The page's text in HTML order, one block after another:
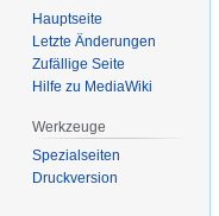
Hauptseite
Letzte Änderungen
Zufällige Seite
Hilfe zu MediaWiki
Werkzeuge
Spezialseiten
Druckversion